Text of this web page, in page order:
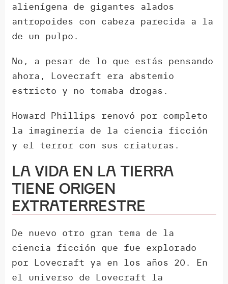
alienígena de gigantes alados
antropoides con cabeza parecida a la
de un pulpo.
No, a pesar de lo que estás pensando
ahora, Lovecraft era abstemio
estricto y no tomaba drogas.
Howard Phillips renovó por completo
la imaginería de la ciencia ficción
y el terror con sus criaturas.
La vida en la tierra
tiene origen
extraterrestre
De nuevo otro gran tema de la
ciencia ficción que fue explorado
por Lovecraft ya en los años 20. En
el universo de Lovecraft la